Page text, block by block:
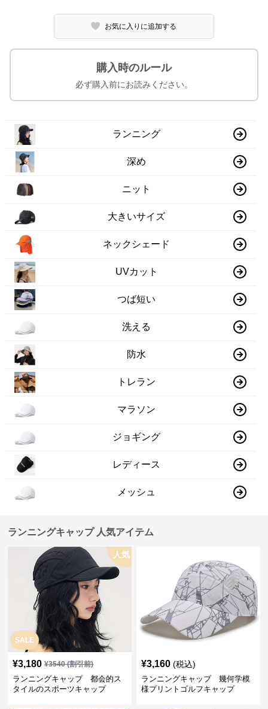
お気に入りに追加する
購入時のルール
必ず購入前にお読みください。
ランニング
深め
ニット
大きいサイズ
ネックシェード
UVカット
つば短い
洗える
防水
トレラン
マラソン
ジョギング
レディース
メッシュ
ランニングキャップ 人気アイテム
SALE
人気
¥3,180 ¥3540(割引前)
ランニングキャップ 都会的ス
タイルのスポーツキャップ
¥3,160 (税込)
ランニングキャップ 幾何学模
様プリントゴルフキャップ